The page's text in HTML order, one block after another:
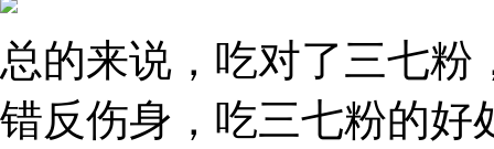
总的来说，吃对了三七粉
错反伤身，吃三七粉的好